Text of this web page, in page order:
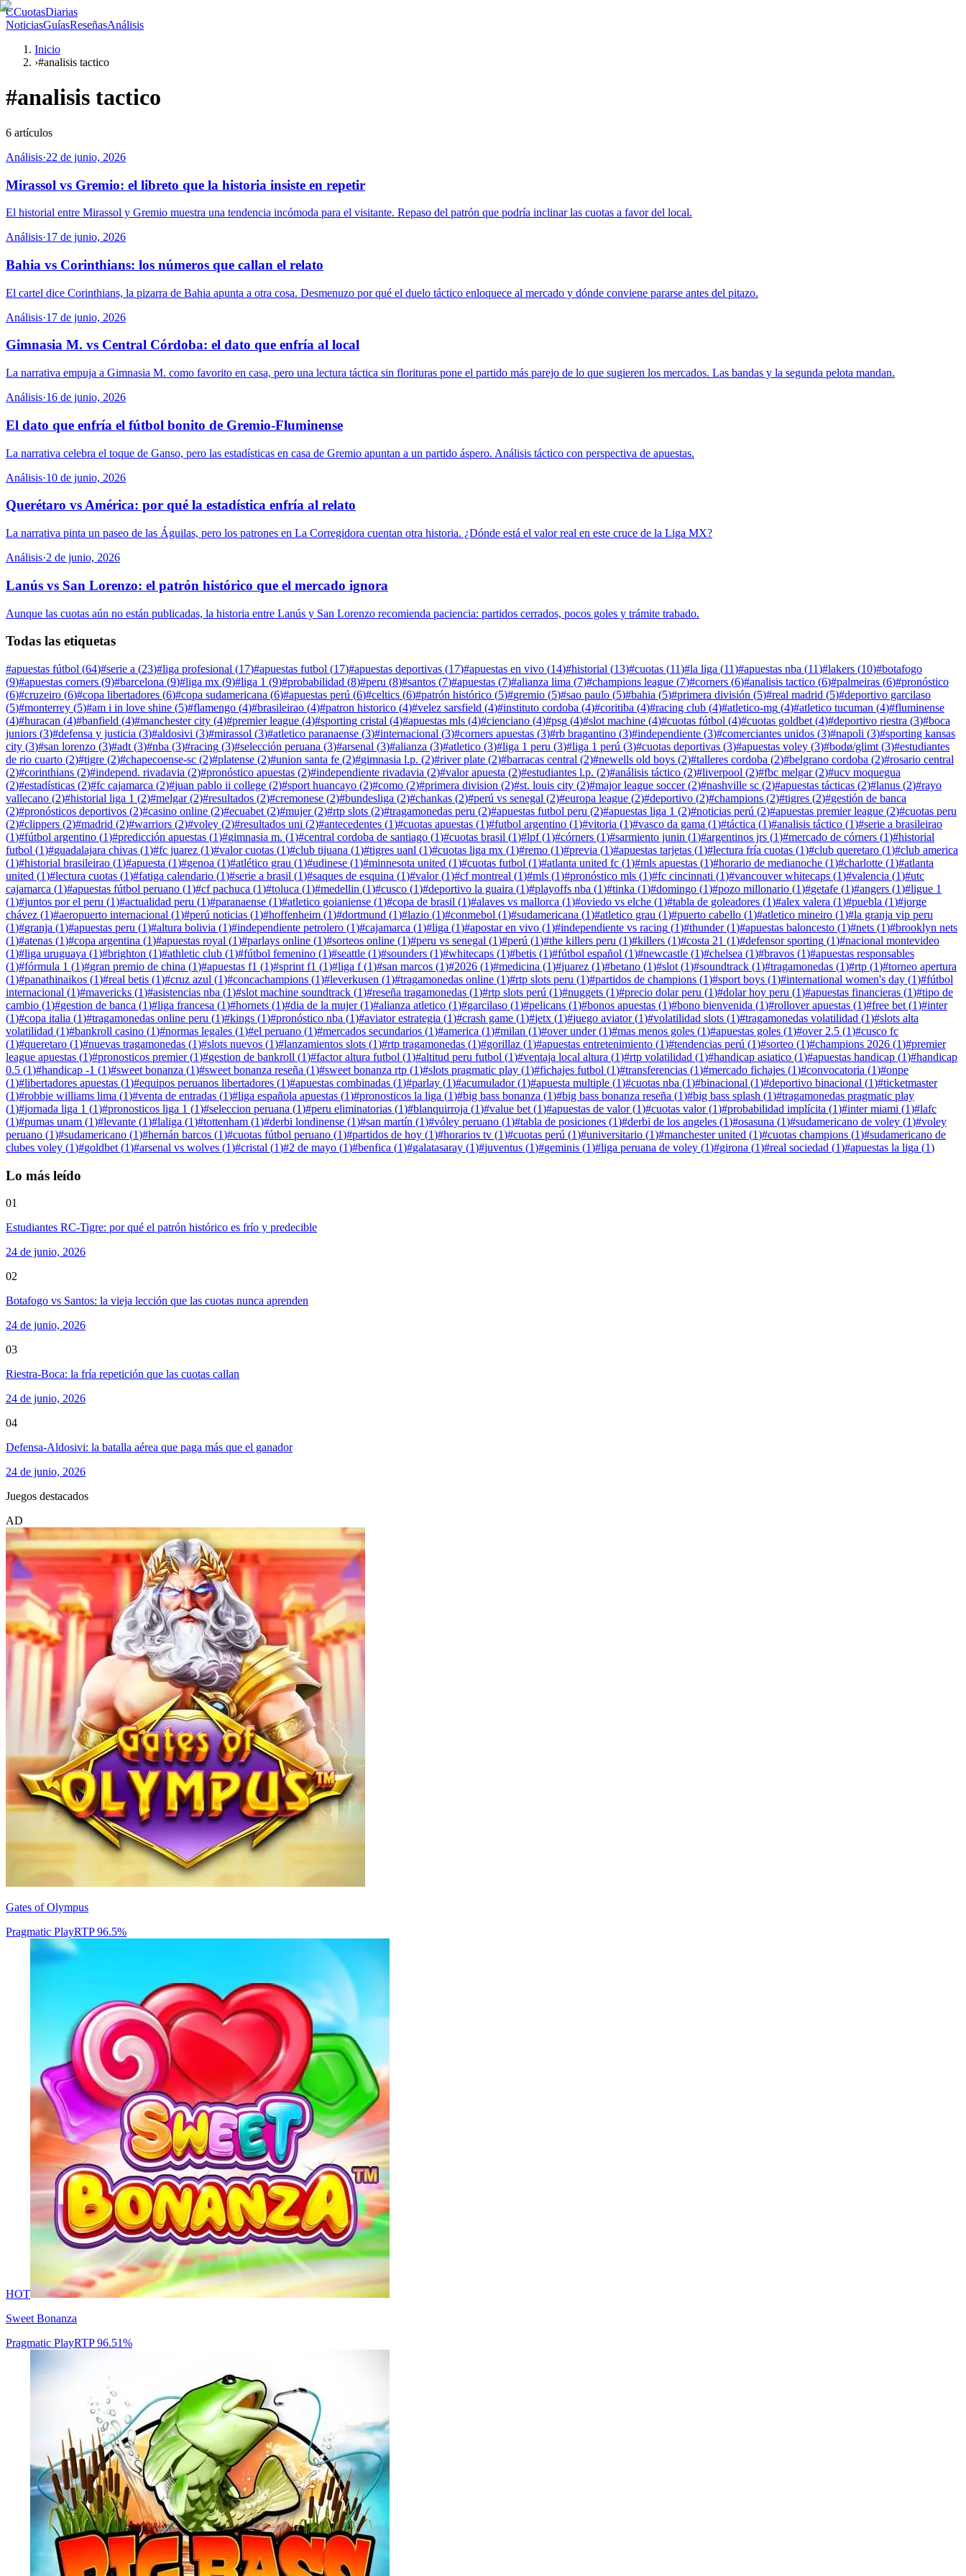
CCuotasDiarias
NoticiasGuíasReseñasAnálisis
Inicio
›#analisis tactico
#analisis tactico
6 artículos
Análisis·22 de junio, 2026
Mirassol vs Gremio: el libreto que la historia insiste en repetir
El historial entre Mirassol y Gremio muestra una tendencia incómoda para el visitante. Repaso del patrón que podría inclinar las cuotas a favor del local.
Análisis·17 de junio, 2026
Bahia vs Corinthians: los números que callan el relato
El cartel dice Corinthians, la pizarra de Bahia apunta a otra cosa. Desmenuzo por qué el duelo táctico enloquece al mercado y dónde conviene pararse antes del pitazo.
Análisis·17 de junio, 2026
Gimnasia M. vs Central Córdoba: el dato que enfría al local
La narrativa empuja a Gimnasia M. como favorito en casa, pero una lectura táctica sin florituras pone el partido más parejo de lo que sugieren los mercados. Las bandas y la segunda pelota mandan.
Análisis·16 de junio, 2026
El dato que enfría el fútbol bonito de Gremio-Fluminense
La narrativa celebra el toque de Ganso, pero las estadísticas en casa de Gremio apuntan a un partido áspero. Análisis táctico con perspectiva de apuestas.
Análisis·10 de junio, 2026
Querétaro vs América: por qué la estadística enfría al relato
La narrativa pinta un paseo de las Águilas, pero los patrones en La Corregidora cuentan otra historia. ¿Dónde está el valor real en este cruce de la Liga MX?
Análisis·2 de junio, 2026
Lanús vs San Lorenzo: el patrón histórico que el mercado ignora
Aunque las cuotas aún no están publicadas, la historia entre Lanús y San Lorenzo recomienda paciencia: partidos cerrados, pocos goles y trámite trabado.
Todas las etiquetas
#apuestas fútbol (64)#serie a (23)#liga profesional (17)#apuestas futbol (17)#apuestas deportivas (17)#apuestas en vivo (14)#historial (13)#cuotas (11)#la liga (11)#apuestas nba (11)#lakers (10)#botafogo
(9)#apuestas corners (9)#barcelona (9)#liga mx (9)#liga 1 (9)#probabilidad (8)#peru (8)#santos (7)#apuestas (7)#alianza lima (7)#champions league (7)#corners (6)#analisis tactico (6)#palmeiras (6)#pronóstico
(6)#cruzeiro (6)#copa libertadores (6)#copa sudamericana (6)#apuestas perú (6)#celtics (6)#patrón histórico (5)#gremio (5)#sao paulo (5)#bahia (5)#primera división (5)#real madrid (5)#deportivo garcilaso
(5)#monterrey (5)#am i in love shine (5)#flamengo (4)#brasileirao (4)#patron historico (4)#velez sarsfield (4)#instituto cordoba (4)#coritiba (4)#racing club (4)#atletico-mg (4)#atletico tucuman (4)#fluminense
(4)#huracan (4)#banfield (4)#manchester city (4)#premier league (4)#sporting cristal (4)#apuestas mls (4)#cienciano (4)#psg (4)#slot machine (4)#cuotas fútbol (4)#cuotas goldbet (4)#deportivo riestra (3)#boca
juniors (3)#defensa y justicia (3)#aldosivi (3)#mirassol (3)#atletico paranaense (3)#internacional (3)#corners apuestas (3)#rb bragantino (3)#independiente (3)#comerciantes unidos (3)#napoli (3)#sporting kansas
city (3)#san lorenzo (3)#adt (3)#nba (3)#racing (3)#selección peruana (3)#arsenal (3)#alianza (3)#atletico (3)#liga 1 peru (3)#liga 1 perú (3)#cuotas deportivas (3)#apuestas voley (3)#bodø/glimt (3)#estudiantes
de rio cuarto (2)#tigre (2)#chapecoense-sc (2)#platense (2)#union santa fe (2)#gimnasia l.p. (2)#river plate (2)#barracas central (2)#newells old boys (2)#talleres cordoba (2)#belgrano cordoba (2)#rosario central
(2)#corinthians (2)#independ. rivadavia (2)#pronóstico apuestas (2)#independiente rivadavia (2)#valor apuesta (2)#estudiantes l.p. (2)#análisis táctico (2)#liverpool (2)#fbc melgar(2)#ucv moquegua
(2)#estadísticas (2)#fc cajamarca (2)#juan pablo ii college (2)#sport huancayo (2)#como (2)#primera division (2)#st. louis city (2)#major league soccer(2)#nashville sc (2)#apuestas tácticas (2)#lanus (2)#rayo
vallecano (2)#historial liga 1 (2)#melgar(2)#resultados (2)#cremonese (2)#bundesliga (2)#chankas (2)#perú vs senegal (2)#europa league (2)#deportivo (2)#champions (2)#tigres (2)#gestión de banca
(2)#pronósticos deportivos (2)#casino online (2)#ecuabet (2)#mujer(2)#rtp slots (2)#tragamonedas peru (2)#apuestas futbol peru (2)#apuestas liga 1 (2)#noticias perú (2)#apuestas premier league (2)#cuotas peru
(2)#clippers (2)#madrid (2)#warriors (2)#voley (2)#resultados uni (2)#antecedentes (1)#cuotas apuestas (1)#futbol argentino (1)#vitoria (1)#vasco da gama (1)#táctica (1)#analisis táctico (1)#serie a brasileirao
(1)#fútbol argentino (1)#predicción apuestas (1)#gimnasia m. (1)#central cordoba de santiago (1)#cuotas brasil (1)#lpf(1)#córners (1)#sarmiento junin (1)#argentinos jrs (1)#mercado de córners (1)#historial
futbol (1)#guadalajara chivas (1)#fc juarez (1)#valor cuotas (1)#club tijuana (1)#tigres uanl (1)#cuotas liga mx (1)#remo (1)#previa (1)#apuestas tarjetas (1)#lectura fría cuotas (1)#club queretaro (1)#club america
(1)#historial brasileirao (1)#apuesta (1)#genoa (1)#atlético grau (1)#udinese (1)#minnesota united (1)#cuotas futbol (1)#atlanta united fc (1)#mls apuestas (1)#horario de medianoche (1)#charlotte (1)#atlanta
united (1)#lectura cuotas (1)#fatiga calendario (1)#serie a brasil (1)#saques de esquina (1)#valor(1)#cf montreal (1)#mls (1)#pronóstico mls (1)#fc cincinnati (1)#vancouver whitecaps (1)#valencia (1)#utc
cajamarca (1)#apuestas fútbol peruano (1)#cf pachuca (1)#toluca (1)#medellin (1)#cusco (1)#deportivo la guaira (1)#playoffs nba (1)#tinka (1)#domingo (1)#pozo millonario (1)#getafe (1)#angers (1)#ligue 1
(1)#juntos por el peru (1)#actualidad peru (1)#paranaense (1)#atletico goianiense (1)#copa de brasil (1)#alaves vs mallorca (1)#oviedo vs elche (1)#tabla de goleadores (1)#alex valera (1)#puebla (1)#jorge
chávez (1)#aeropuerto internacional (1)#perú noticias (1)#hoffenheim (1)#dortmund (1)#lazio (1)#conmebol (1)#sudamericana (1)#atletico grau (1)#puerto cabello (1)#atletico mineiro (1)#la granja vip peru
(1)#granja (1)#apuestas peru (1)#altura bolivia (1)#independiente petrolero (1)#cajamarca (1)#liga (1)#apostar en vivo (1)#independiente vs racing (1)#thunder(1)#apuestas baloncesto (1)#nets (1)#brooklyn nets
(1)#atenas (1)#copa argentina (1)#apuestas royal (1)#parlays online (1)#sorteos online (1)#peru vs senegal (1)#perú (1)#the killers peru (1)#killers (1)#costa 21 (1)#defensor sporting (1)#nacional montevideo
(1)#liga uruguaya (1)#brighton (1)#athletic club (1)#fútbol femenino (1)#seattle (1)#sounders (1)#whitecaps (1)#betis (1)#fútbol español (1)#newcastle (1)#chelsea (1)#bravos (1)#apuestas responsables
(1)#fórmula 1 (1)#gran premio de china (1)#apuestas f1 (1)#sprint f1 (1)#liga f(1)#san marcos (1)#2026 (1)#medicina (1)#juarez (1)#betano (1)#slot (1)#soundtrack (1)#tragamonedas (1)#rtp (1)#torneo apertura
(1)#panathinaikos (1)#real betis (1)#cruz azul (1)#concachampions (1)#leverkusen (1)#tragamonedas online (1)#rtp slots peru (1)#partidos de champions (1)#sport boys (1)#international women's day (1)#fútbol
internacional (1)#mavericks (1)#asistencias nba (1)#slot machine soundtrack (1)#reseña tragamonedas (1)#rtp slots perú (1)#nuggets (1)#precio dolar peru (1)#dolar hoy peru (1)#apuestas financieras (1)#tipo de
cambio (1)#gestion de banca (1)#liga francesa (1)#hornets (1)#dia de la mujer(1)#alianza atletico (1)#garcilaso (1)#pelicans (1)#bonos apuestas (1)#bono bienvenida (1)#rollover apuestas (1)#free bet (1)#inter
(1)#copa italia (1)#tragamonedas online peru (1)#kings (1)#pronóstico nba (1)#aviator estrategia (1)#crash game (1)#jetx (1)#juego aviator(1)#volatilidad slots (1)#tragamonedas volatilidad (1)#slots alta
volatilidad (1)#bankroll casino (1)#normas legales (1)#el peruano (1)#mercados secundarios (1)#america (1)#milan (1)#over under(1)#mas menos goles (1)#apuestas goles (1)#over 2.5 (1)#cusco fc
(1)#queretaro (1)#nuevas tragamonedas (1)#slots nuevos (1)#lanzamientos slots (1)#rtp tragamonedas (1)#gorillaz (1)#apuestas entretenimiento (1)#tendencias perú (1)#sorteo (1)#champions 2026 (1)#premier
league apuestas (1)#pronosticos premier(1)#gestion de bankroll (1)#factor altura futbol (1)#altitud peru futbol (1)#ventaja local altura (1)#rtp volatilidad (1)#handicap asiatico (1)#apuestas handicap (1)#handicap
0.5 (1)#handicap -1 (1)#sweet bonanza (1)#sweet bonanza reseña (1)#sweet bonanza rtp (1)#slots pragmatic play (1)#fichajes futbol (1)#transferencias (1)#mercado fichajes (1)#convocatoria (1)#onpe
(1)#libertadores apuestas (1)#equipos peruanos libertadores (1)#apuestas combinadas (1)#parlay (1)#acumulador(1)#apuesta multiple (1)#cuotas nba (1)#binacional (1)#deportivo binacional (1)#ticketmaster
(1)#robbie williams lima (1)#venta de entradas (1)#liga española apuestas (1)#pronosticos la liga (1)#big bass bonanza (1)#big bass bonanza reseña (1)#big bass splash (1)#tragamonedas pragmatic play
(1)#jornada liga 1 (1)#pronosticos liga 1 (1)#seleccion peruana (1)#peru eliminatorias (1)#blanquirroja (1)#value bet (1)#apuestas de valor(1)#cuotas valor(1)#probabilidad implícita (1)#inter miami (1)#lafc
(1)#pumas unam (1)#levante (1)#laliga (1)#tottenham (1)#derbi londinense (1)#san martín (1)#vóley peruano (1)#tabla de posiciones (1)#derbi de los angeles (1)#osasuna (1)#sudamericano de voley (1)#voley
peruano (1)#sudamericano (1)#hernán barcos (1)#cuotas fútbol peruano (1)#partidos de hoy (1)#horarios tv (1)#cuotas perú (1)#universitario (1)#manchester united (1)#cuotas champions (1)#sudamericano de
clubes voley (1)#goldbet (1)#arsenal vs wolves (1)#cristal (1)#2 de mayo (1)#benfica (1)#galatasaray (1)#juventus (1)#geminis (1)#liga peruana de voley (1)#girona (1)#real sociedad (1)#apuestas la liga (1)
Lo más leído
01
Estudiantes RC-Tigre: por qué el patrón histórico es frío y predecible
24 de junio, 2026
02
Botafogo vs Santos: la vieja lección que las cuotas nunca aprenden
24 de junio, 2026
03
Riestra-Boca: la fría repetición que las cuotas callan
24 de junio, 2026
04
Defensa-Aldosivi: la batalla aérea que paga más que el ganador
24 de junio, 2026
Juegos destacados
AD
Gates of Olympus
Pragmatic PlayRTP96.5%
HOT
Sweet Bonanza
Pragmatic PlayRTP96.51%